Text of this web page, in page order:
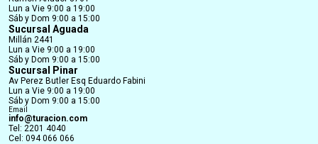
Lun a Vie 9:00 a 19:00
Sáb y Dom 9:00 a 15:00
Sucursal Aguada
Millán 2441
Lun a Vie 9:00 a 19:00
Sáb y Dom 9:00 a 15:00
Sucursal Pinar
Av Perez Butler Esq Eduardo Fabini
Lun a Vie 9:00 a 19:00
Sáb y Dom 9:00 a 15:00
Email
info@turacion.com
Tel: 2201 4040
Cel: 094 066 066